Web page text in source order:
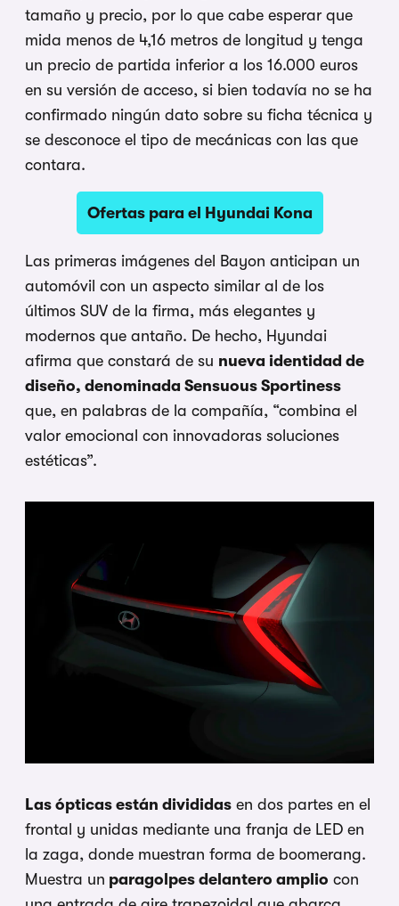
tamaño y precio, por lo que cabe esperar que
mida menos de 4,16 metros de longitud y tenga
un precio de partida inferior a los 16.000 euros
en su versión de acceso, si bien todavía no se ha
confirmado ningún dato sobre su ficha técnica y
se desconoce el tipo de mecánicas con las que
contara.
Ofertas para el Hyundai Kona
Las primeras imágenes del Bayon anticipan un
automóvil con un aspecto similar al de los
últimos SUV de la firma, más elegantes y
modernos que antaño. De hecho, Hyundai
afirma que constará de su nueva identidad de
diseño, denominada Sensuous Sportiness
que, en palabras de la compañía, “combina el
valor emocional con innovadoras soluciones
estéticas”.
Las ópticas están divididas en dos partes en el
frontal y unidas mediante una franja de LED en
la zaga, donde muestran forma de boomerang.
Muestra un paragolpes delantero amplio con